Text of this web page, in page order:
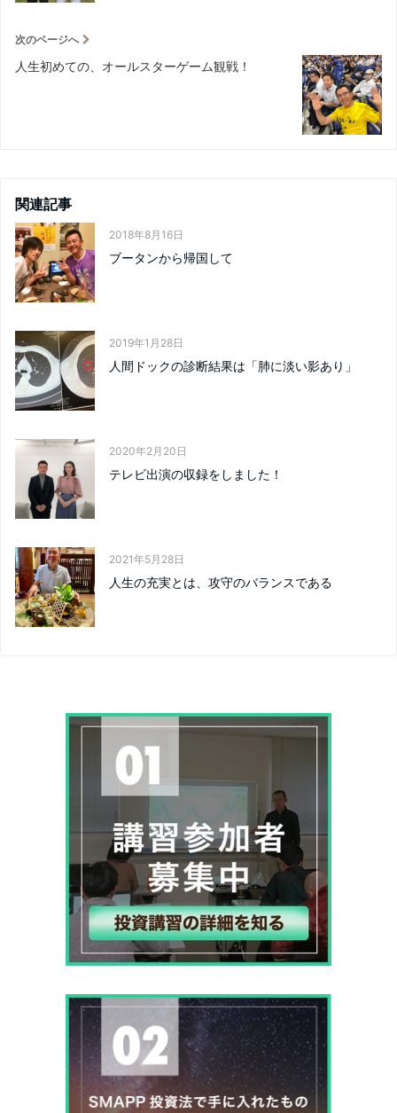
次のページへ
人生初めての、オールスターゲーム観戦！
関連記事
2018年8月16日
ブータンから帰国して
2019年1月28日
人間ドックの診断結果は「肺に淡い影あり」
2020年2月20日
テレビ出演の収録をしました！
2021年5月28日
人生の充実とは、攻守のバランスである